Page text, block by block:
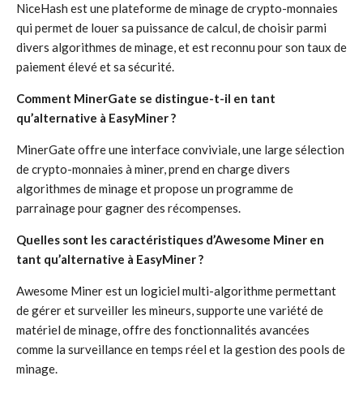
NiceHash est une plateforme de minage de crypto-monnaies
qui permet de louer sa puissance de calcul, de choisir parmi
divers algorithmes de minage, et est reconnu pour son taux de
paiement élevé et sa sécurité.
Comment MinerGate se distingue-t-il en tant
qu’alternative à EasyMiner ?
MinerGate offre une interface conviviale, une large sélection
de crypto-monnaies à miner, prend en charge divers
algorithmes de minage et propose un programme de
parrainage pour gagner des récompenses.
Quelles sont les caractéristiques d’Awesome Miner en
tant qu’alternative à EasyMiner ?
Awesome Miner est un logiciel multi-algorithme permettant
de gérer et surveiller les mineurs, supporte une variété de
matériel de minage, offre des fonctionnalités avancées
comme la surveillance en temps réel et la gestion des pools de
minage.